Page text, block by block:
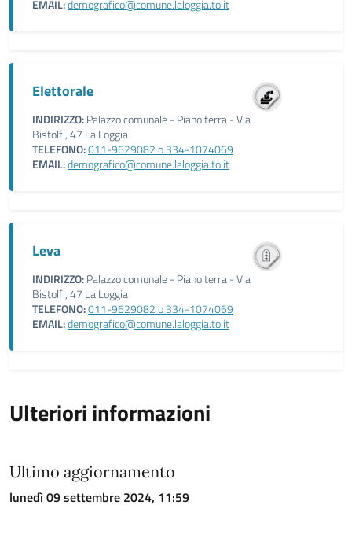
EMAIL:demografico@comune.laloggia.to.it
Elettorale
INDIRIZZO:Palazzo comunale - Piano terra - Via
Bistolfi, 47 La Loggia
TELEFONO:011-9629082 o 334-1074069
EMAIL:demografico@comune.laloggia.to.it
Leva
INDIRIZZO:Palazzo comunale - Piano terra - Via
Bistolfi, 47 La Loggia
TELEFONO:011-9629082 o 334-1074069
EMAIL:demografico@comune.laloggia.to.it
Ulteriori informazioni
Ultimo aggiornamento
lunedì 09 settembre 2024, 11:59